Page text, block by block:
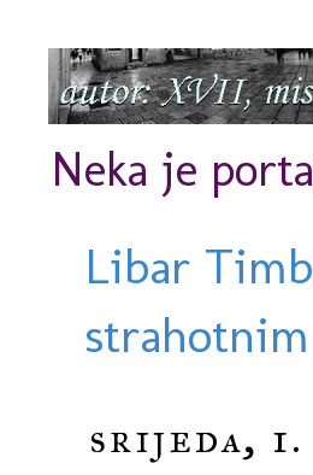
Neka je
Libar
srijeda,